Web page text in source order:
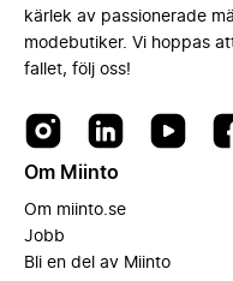
kärlek av passionerade
modebutiker. Vi hoppas
fallet, följ oss!
Om Miinto
Om miinto.se
Jobb
Bli en del av Miinto